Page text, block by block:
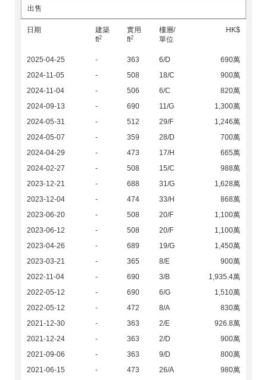
出售
日期
建築
ft2
實用
ft2
樓層/
單位
HK$
2025-04-25 - 363 6/D
690萬
2024-11-05
- 508 18/C
900萬
2024-11-04
- 506 6/C
820萬
2024-09-13
- 690 11/G
1,300萬
2024-05-31
- 512 29/F
1,246萬
2024-05-07
- 359 28/D
700萬
2024-04-29
- 473 17/H
665萬
2024-02-27
- 508 15/C
988萬
2023-12-21
- 688 31/G
1,628萬
2023-12-04
- 474 33/H
868萬
2023-06-20
- 508 20/F
1,100萬
2023-06-12
- 508 20/F
1,100萬
2023-04-26
- 689 19/G
1,450萬
2023-03-21
- 365 8/E
900萬
2022-11-04
- 690 3/B
1,935.4萬
2022-05-12
- 690 6/G
1,510萬
2022-05-12
- 472 8/A
830萬
2021-12-30
- 363 2/E
926.8萬
2021-12-24
- 363 2/D
900萬
2021-09-06
- 363 9/D
800萬
2021-06-15
- 473 26/A 980萬